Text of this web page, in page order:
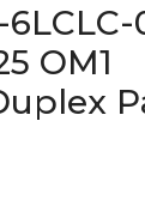
OM1